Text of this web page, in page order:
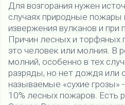
Для возгорания нужен
случаях природные пожары
извержения вулканов и при
Причин лесных и торфяных
это человек или молния. В
молний, особенно в тех
разряды, но нет дождя или
называемые «сухие грозы»
10% лесных пожаров. Есть